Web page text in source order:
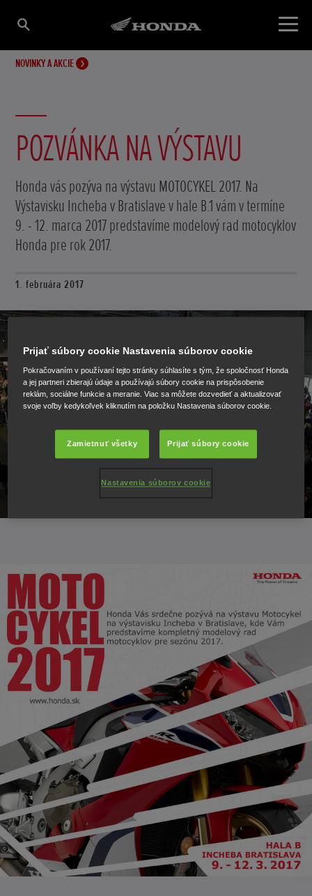
NOVINKY A AKCIE
POZVÁNKA NA VÝSTAVU
Honda vás pozýva na výstavu MOTOCYKEL 2017. Na
Výstavisku Incheba v Bratislave v hale B.1 vám v termíne
9. - 12. marca 2017 predstavíme modelový rad motocyklov
Honda pre rok 2017.
1. februára 2017
Prijať súbory cookie Nastavenia súborov cookie
Pokračovaním v používaní tejto stránky súhlasíte s tým, že spoločnosť Honda
a jej partneri zbierajú údaje a používajú súbory cookie na prispôsobenie
reklám, sociálne funkcie a meranie. Viac sa môžete dozvedieť a aktualizovať
svoje voľby kedykoľvek kliknutím na položku Nastavenia súborov cookie.
Zamietnuť všetky Prijať súbory cookie
Nastavenia súborov cookie